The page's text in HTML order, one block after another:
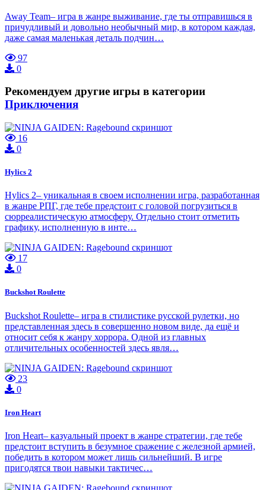
Away Team– игра в жанре выживание, где ты отправишься в
причудливый и довольно необычный мир, в котором каждая,
даже самая маленькая деталь подчин…
97
0
Рекомендуем другие игры в категории
Приключения
16
0
Hylics 2
Hylics 2– уникальная в своем исполнении игра, разработанная
в жанре РПГ, где тебе предстоит с головой погрузиться в
сюрреалистическую атмосферу. Отдельно стоит отметить
графику, исполненную в инте…
17
0
Buckshot Roulette
Buckshot Roulette– игра в стилистике русской рулетки, но
представленная здесь в совершенно новом виде, да ещё и
относит себя к жанру хоррора. Одной из главных
отличительных особенностей здесь явля…
23
0
Iron Heart
Iron Heart– казуальный проект в жанре стратегии, где тебе
предстоит вступить в безумное сражение с железной армией,
победить в котором может лишь сильнейший. В игре
пригодятся твои навыки тактичес…